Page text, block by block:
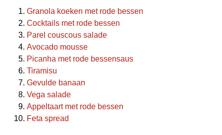
Granola koeken met rode bessen
Cocktails met rode bessen
Parel couscous salade
Avocado mousse
Picanha met rode bessensaus
Tiramisu
Gevulde banaan
Vega salade
Appeltaart met rode bessen
Feta spread